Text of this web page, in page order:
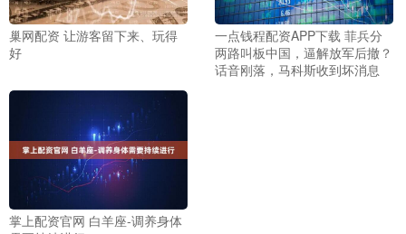
巢网配资 让游客留下来、玩得
好
一点钱程配资APP下载 菲兵分
两路叫板中国，逼解放军后撤？
话音刚落，马科斯收到坏消息
掌上配资官网 白羊座-调养身体